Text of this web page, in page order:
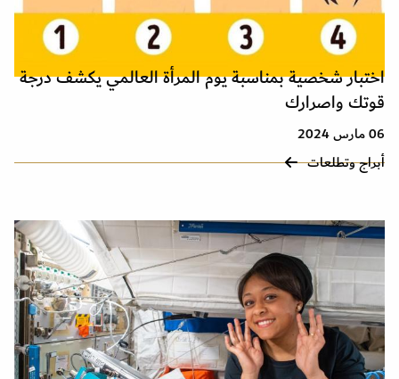
اختبار شخصية بمناسبة يوم المرأة العالمي يكشف درجة
قوتك واصرارك
06 مارس 2024
أبراج وتطلعات